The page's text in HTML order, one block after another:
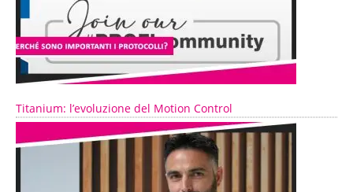
Titanium: l’evoluzione del Motion Control